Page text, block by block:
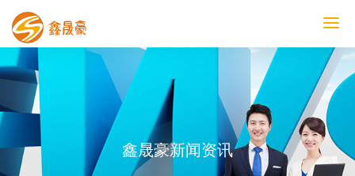
鑫晟豪首页
产品中心
工程案例
膜结构车棚
污水池反吊膜加盖
鑫晟豪资讯
关于鑫晟豪
联系鑫晟豪
鑫晟豪新闻资讯